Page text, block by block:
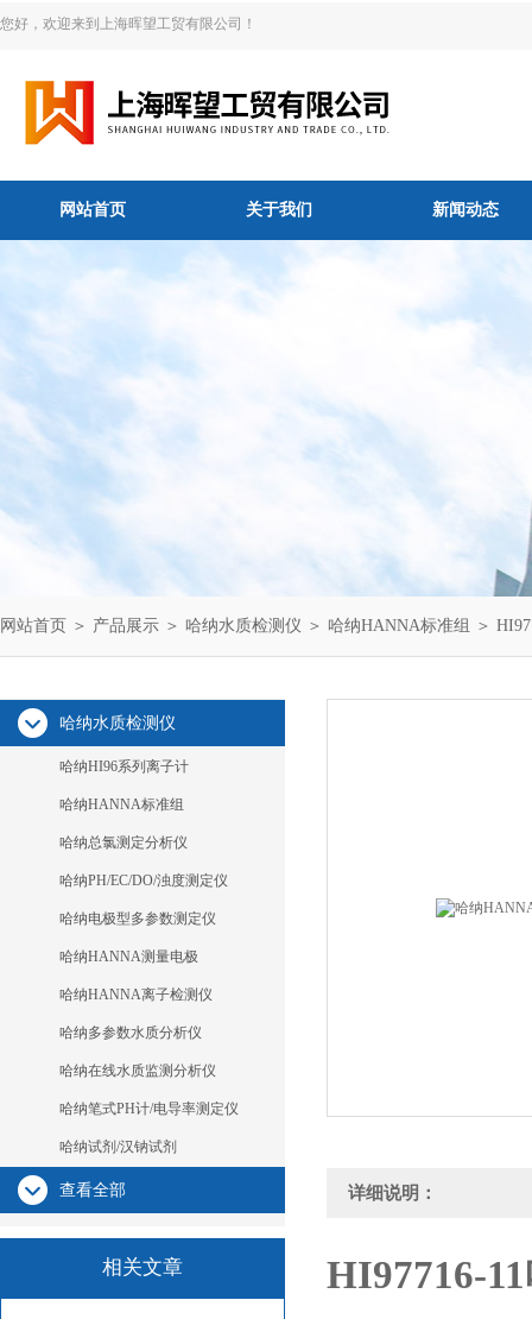
您好，欢迎来到上海晖望工贸有限公司！
网站首页 关于我们 新闻动态
网站首页 ＞ 产品展示 ＞ 哈纳水质检测仪 ＞ 哈纳HANNA标准组 ＞
哈纳水质检测仪
哈纳HI96系列离子计
哈纳HANNA标准组
哈纳总氯测定分析仪
哈纳PH/EC/DO/浊度测定仪
哈纳电极型多参数测定仪
哈纳HANNA测量电极
哈纳HANNA离子检测仪
哈纳多参数水质分析仪
哈纳在线水质监测分析仪
哈纳笔式PH计/电导率测定仪
哈纳试剂/汉钠试剂
查看全部
相关文章
详细说明：
HI97716-11